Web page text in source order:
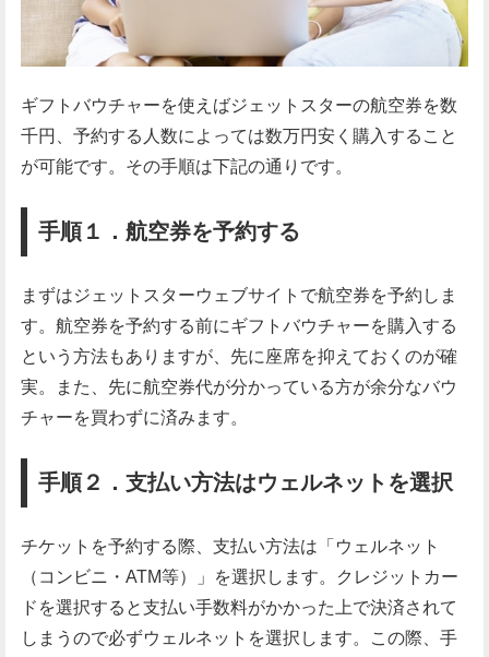
ギフトバウチャーを使えばジェットスターの航空券を数
千円、予約する人数によっては数万円安く購入すること
が可能です。その手順は下記の通りです。
手順１．航空券を予約する
まずはジェットスターウェブサイトで航空券を予約しま
す。航空券を予約する前にギフトバウチャーを購入する
という方法もありますが、先に座席を抑えておくのが確
実。また、先に航空券代が分かっている方が余分なバウ
チャーを買わずに済みます。
手順２．支払い方法はウェルネットを選択
チケットを予約する際、支払い方法は「ウェルネット
（コンビニ・ATM等）」を選択します。クレジットカー
ドを選択すると支払い手数料がかかった上で決済されて
しまうので必ずウェルネットを選択します。この際、手